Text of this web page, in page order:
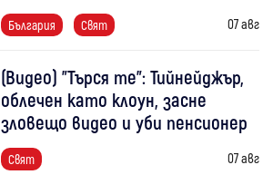
България Свят 07 авг
(Видео) "Търся те": Тийнейджър,
облечен като клоун, засне
зловещо видео и уби пенсионер
Свят 07 авг